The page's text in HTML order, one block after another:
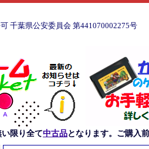
千葉県公安委員会 第441070002275号
限り全て中古品となります。ご購入